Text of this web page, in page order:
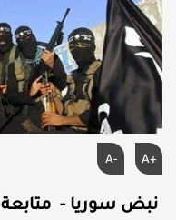
A+
A-
نبض سوريا - متابعة